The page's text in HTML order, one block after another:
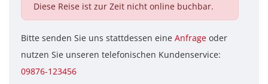
Diese Reise ist zur Zeit nicht online buchbar.
Bitte senden Sie uns stattdessen eine Anfrage oder
nutzen Sie unseren telefonischen Kundenservice:
09876-123456